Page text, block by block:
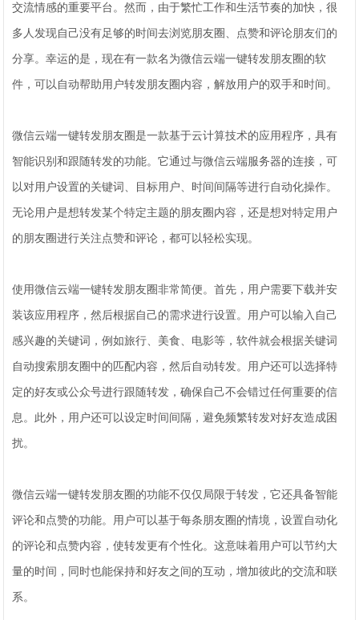
交流情感的重要平台。然而，由于繁忙工作和生活节奏的加快，很
多人发现自己没有足够的时间去浏览朋友圈、点赞和评论朋友们的
分享。幸运的是，现在有一款名为微信云端一键转发朋友圈的软
件，可以自动帮助用户转发朋友圈内容，解放用户的双手和时间。
微信云端一键转发朋友圈是一款基于云计算技术的应用程序，具有
智能识别和跟随转发的功能。它通过与微信云端服务器的连接，可
以对用户设置的关键词、目标用户、时间间隔等进行自动化操作。
无论用户是想转发某个特定主题的朋友圈内容，还是想对特定用户
的朋友圈进行关注点赞和评论，都可以轻松实现。
使用微信云端一键转发朋友圈非常简便。首先，用户需要下载并安
装该应用程序，然后根据自己的需求进行设置。用户可以输入自己
感兴趣的关键词，例如旅行、美食、电影等，软件就会根据关键词
自动搜索朋友圈中的匹配内容，然后自动转发。用户还可以选择特
定的好友或公众号进行跟随转发，确保自己不会错过任何重要的信
息。此外，用户还可以设定时间间隔，避免频繁转发对好友造成困
扰。
微信云端一键转发朋友圈的功能不仅仅局限于转发，它还具备智能
评论和点赞的功能。用户可以基于每条朋友圈的情境，设置自动化
的评论和点赞内容，使转发更有个性化。这意味着用户可以节约大
量的时间，同时也能保持和好友之间的互动，增加彼此的交流和联
系。